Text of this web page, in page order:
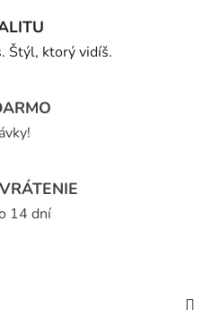
Štýl, ktorý vidíš.
14 dní